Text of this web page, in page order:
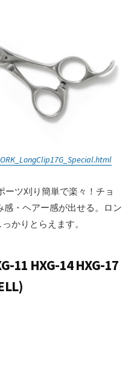
ーツ刈り簡単で楽々！チョ
感・ヘアー感が出せる。ロン
かりとらえます。
11 HXG-14 HXG-17